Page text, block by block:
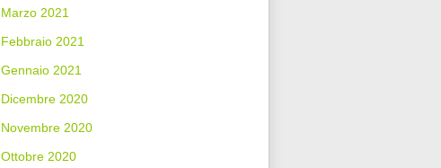
Marzo 2021
Febbraio 2021
Gennaio 2021
Dicembre 2020
Novembre 2020
Ottobre 2020